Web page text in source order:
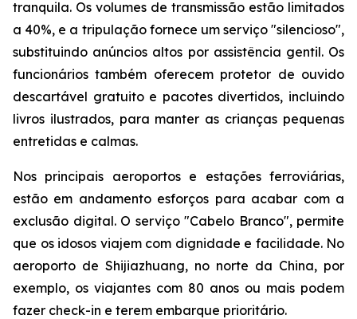
tranquila. Os volumes de transmissão estão limitados
a 40%, e a tripulação fornece um serviço "silencioso",
substituindo anúncios altos por assistência gentil. Os
funcionários também oferecem protetor de ouvido
descartável gratuito e pacotes divertidos, incluindo
livros ilustrados, para manter as crianças pequenas
entretidas e calmas.
Nos principais aeroportos e estações ferroviárias,
estão em andamento esforços para acabar com a
exclusão digital. O serviço "Cabelo Branco", permite
que os idosos viajem com dignidade e facilidade. No
aeroporto de Shijiazhuang, no norte da China, por
exemplo, os viajantes com 80 anos ou mais podem
fazer check-in e terem embarque prioritário.